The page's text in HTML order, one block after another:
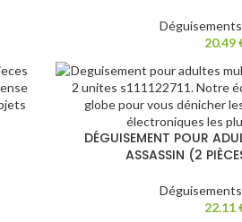
Déguisements
20.49
DÉGUISEMENT POUR
ASSASSIN (2
Déguisements
22.11